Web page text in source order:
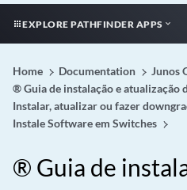
EXPLORE PATHFINDER APPS
Home Documentation
Junos
® Guia de instalação e atualização
Instalar, atualizar ou fazer
Instale Software em Switches
® Guia de